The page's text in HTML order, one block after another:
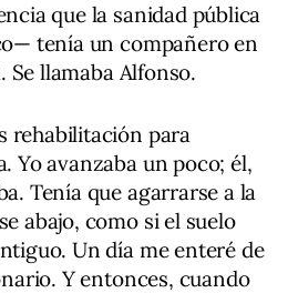
que la sanidad pública
tenía un compañero en
llamaba Alfonso.
rehabilitación para
Yo avanzaba un poco; él,
Tenía que agarrarse a la
abajo, como si el suelo
Un día me enteré de
Y entonces, cuando